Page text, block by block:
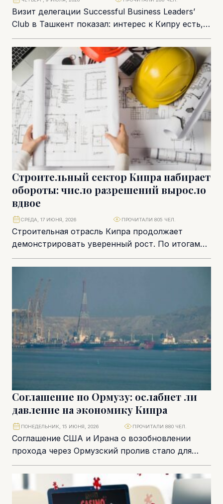
Визит делегации Successful Business Leaders’
Club в Ташкент показал: интерес к Кипру есть,
но его нужно перевести на язык конкретных...
Строительный сектор Кипра набирает
обороты: число разрешений выросло
вдвое
Строительная отрасль Кипра продолжает
демонстрировать уверенный рост. По итогам
первых двух месяцев 2026 года количество
выданных разрешений на строительство
увеличилось...
СРЕДА, 17 ИЮНЯ, 2026 ПРОЧИТАЛИ 805 ЧЕЛ.
Соглашение по Ормузу: ослабнет ли
давление на экономику Кипра
Соглашение США и Ирана о возобновлении
прохода через Ормузский пролив стало для
рынков сигналом облегчения, но не
возвращением к норме....
ПОНЕДЕЛЬНИК, 15 ИЮНЯ, 2026 ПРОЧИТАЛИ 880 ЧЕЛ.